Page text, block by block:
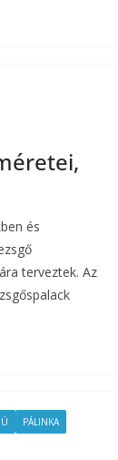
és
terveztek. Az
PÁLINKA